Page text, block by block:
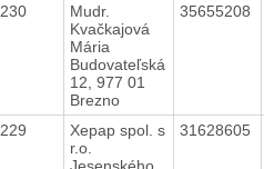
Mudr.
Kvačkajová
Mária
Budovateľská
12, 977 01
Brezno
35655208
Xepap spol. s
r.o.
31628605